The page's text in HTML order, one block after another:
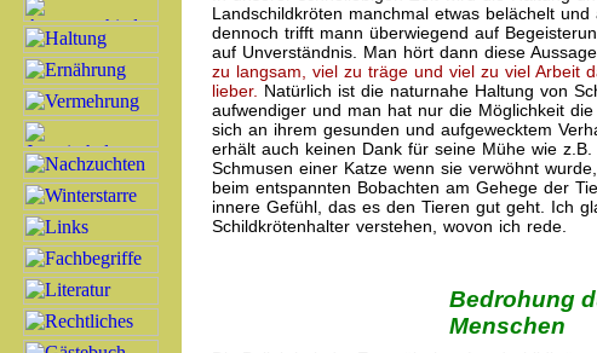
Landschildkröten manchmal etwas belächelt und
dennoch trifft mann überwiegend auf
auf Unverständnis. Man hört dann diese
zu langsam, viel zu träge und viel zu viel Arbeit
lieber. Natürlich ist die naturnahe Haltung von
aufwendiger und man hat nur die Möglichkeit
sich an ihrem gesunden und aufgewecktem
erhält auch keinen Dank für seine Mühe wie
Schmusen einer Katze wenn sie verwöhnt
beim entspannten Bobachten am Gehege der
innere Gefühl, das es den Tieren gut geht. Ich
Schildkrötenhalter verstehen, wovon ich rede.
Bedrohung
Menschen